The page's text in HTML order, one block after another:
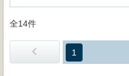
全14件
1